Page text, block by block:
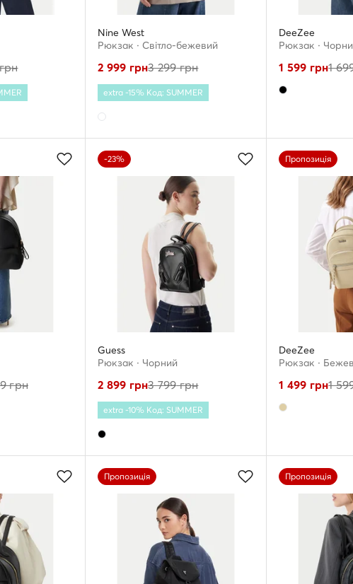
Nine West
Рюкзак · Світло-бежевий
2 999 грн3 299грн
extra -15% Код: SUMMER
DeeZee
Рюкзак ·
1 599 грн1
грн
-23%
Guess
Рюкзак · Чорний
2 899 грн3 799грн
extra -10% Код: SUMMER
Пропозиція
DeeZee
Рюкзак ·
1 499 грн1
Пропозиція Пропозиція